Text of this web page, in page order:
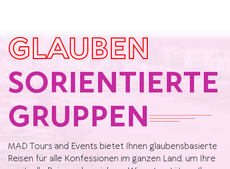
GLAUBEN
SORIENTIERTE
GRUPPEN
MAD Tours and Events bietet Ihnen glaubensbasierte
Reisen für alle Konfessionen im ganzen Land, um Ihre